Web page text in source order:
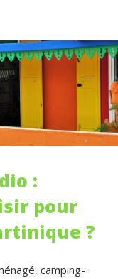
:
pour
?
camping-